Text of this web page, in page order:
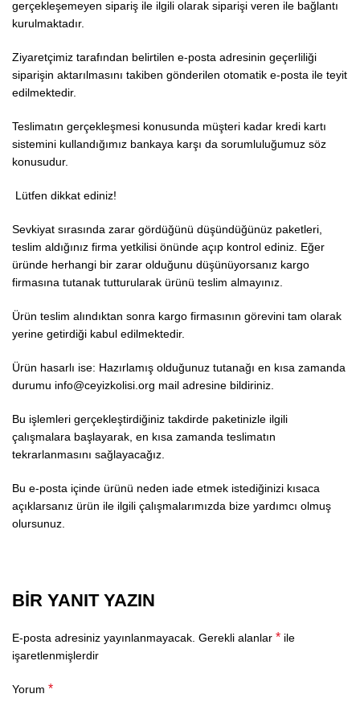
gerçekleşemeyen sipariş ile ilgili olarak siparişi veren ile bağlantı
kurulmaktadır.
Ziyaretçimiz tarafından belirtilen e-posta adresinin geçerliliği
siparişin aktarılmasını takiben gönderilen otomatik e-posta ile teyit
edilmektedir.
Teslimatın gerçekleşmesi konusunda müşteri kadar kredi kartı
sistemini kullandığımız bankaya karşı da sorumluluğumuz söz
konusudur.
Lütfen dikkat ediniz!
Sevkiyat sırasında zarar gördüğünü düşündüğünüz paketleri,
teslim aldığınız firma yetkilisi önünde açıp kontrol ediniz. Eğer
üründe herhangi bir zarar olduğunu düşünüyorsanız kargo
firmasına tutanak tutturularak ürünü teslim almayınız.
Ürün teslim alındıktan sonra kargo firmasının görevini tam olarak
yerine getirdiği kabul edilmektedir.
Ürün hasarlı ise: Hazırlamış olduğunuz tutanağı en kısa zamanda
durumu info@ceyizkolisi.org mail adresine bildiriniz.
Bu işlemleri gerçekleştirdiğiniz takdirde paketinizle ilgili
çalışmalara başlayarak, en kısa zamanda teslimatın
tekrarlanmasını sağlayacağız.
Bu e-posta içinde ürünü neden iade etmek istediğinizi kısaca
açıklarsanız ürün ile ilgili çalışmalarımızda bize yardımcı olmuş
olursunuz.
BIR YANIT YAZIN
E-posta adresiniz yayınlanmayacak. Gerekli alanlar * ile
işaretlenmişlerdir
Yorum *